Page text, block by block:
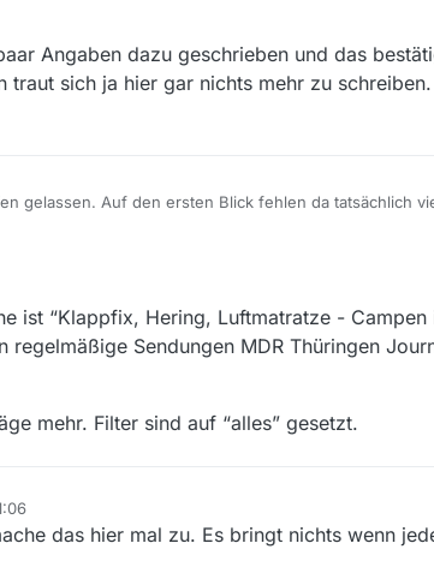
Angaben dazu geschrieben und das
sich ja hier gar nichts mehr zu
gelassen. Auf den ersten Blick fehlen da tatsächlich
schrieb, bitte weitere Beispiele für fehlende
issues/384
ist “Klappfix, Hering, Luftmatratze - Campen
Sendungen MDR Thüringen
mehr. Filter sind auf “alles” gesetzt.
das hier mal zu. Es bringt nichts wenn